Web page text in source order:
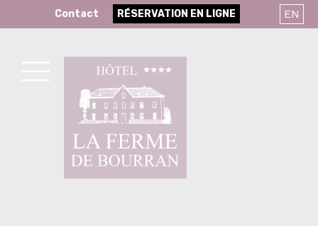
to
Contact RÉSERVATION EN LIGNE EN
MENU